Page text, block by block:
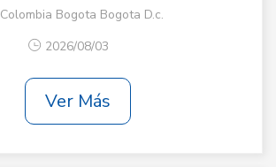
Colombia Bogota Bogota D.c.
2026/08/03
Ver Más